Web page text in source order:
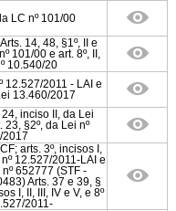
LC nº 101/00
14, 48, §1º, II e
101/00 e art. 8º, II,
10.540/20
12.527/2011 - LAI e
13.460/2017
24, inciso II, da Lei
23, §2º, da Lei nº
2017
arts. 3º, incisos I,
nº 12.527/2011-LAI e
652777 (STF -
Arts. 37 e 39, §
I, II, III, IV e V, e 8º
2011-